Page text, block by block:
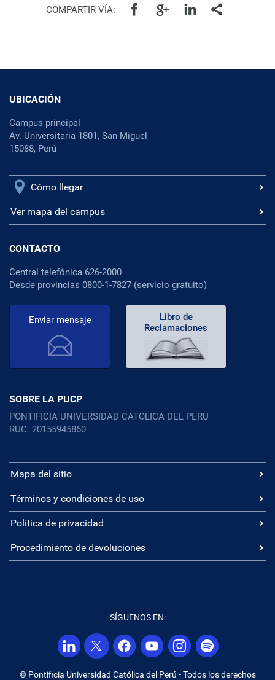
COMPARTIR VÍA:
UBICACIÓN
Campus principal
Av. Universitaria 1801, San Miguel
15088, Perú
Cómo llegar
Ver mapa del campus
CONTACTO
Central telefónica 626-2000
Desde provincias 0800-1-7827 (servicio gratuito)
Enviar mensaje
Libro de
Reclamaciones
SOBRE LA PUCP
PONTIFICIA UNIVERSIDAD CATOLICA DEL PERU
RUC: 20155945860
Mapa del sitio
Términos y condiciones de uso
Política de privacidad
Procedimiento de devoluciones
SÍGUENOS EN:
© Pontificia Universidad Católica del Perú - Todos los derechos